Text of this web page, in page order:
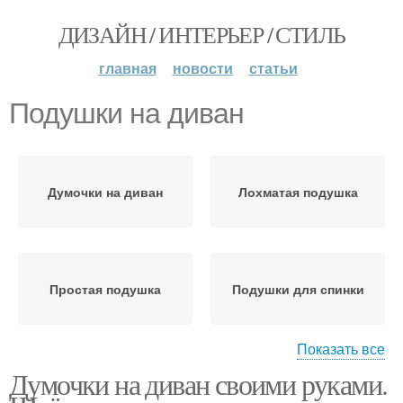
ДИЗАЙН / ИНТЕРЬЕР / СТИЛЬ
главная новости статьи
Подушки на диван
Думочки на диван Лохматая подушка
Простая подушка Подушки для спинки
Диванные подушки Подушки для дивана
Показать все
Думочки на диван своими руками.